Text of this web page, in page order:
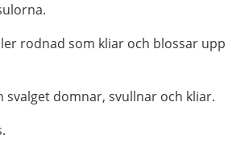
rodnad som kliar och blossar
svalget domnar, svullnar och kliar.